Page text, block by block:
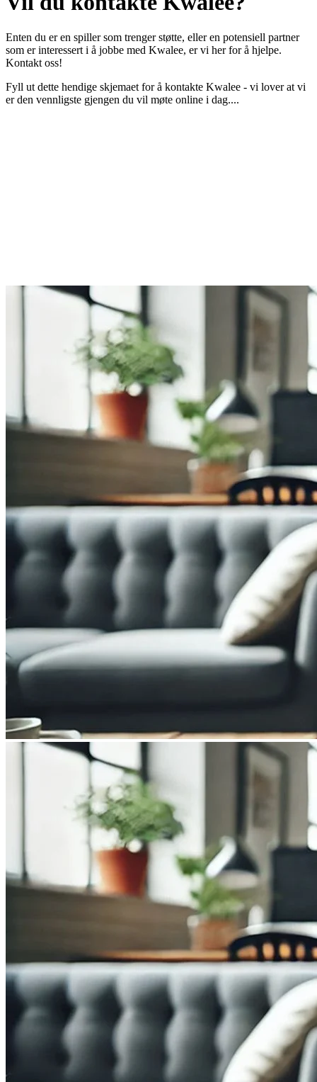
Enten du er en spiller som trenger støtte, eller en potensiell partner
som er interessert i å jobbe med Kwalee, er vi her for å hjelpe.
Kontakt oss!
Fyll ut dette hendige skjemaet for å kontakte Kwalee - vi lover at vi
er den vennligste gjengen du vil møte online i dag....